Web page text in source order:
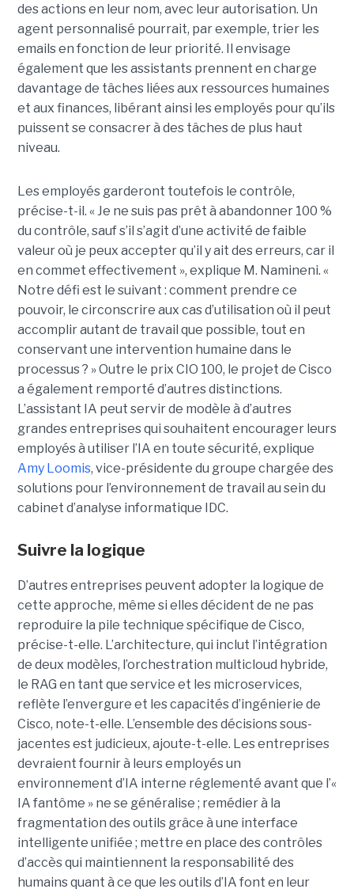
des actions en leur nom, avec leur autorisation. Un
agent personnalisé pourrait, par exemple, trier les
emails en fonction de leur priorité. Il envisage
également que les assistants prennent en charge
davantage de tâches liées aux ressources humaines
et aux finances, libérant ainsi les employés pour qu’ils
puissent se consacrer à des tâches de plus haut
niveau.
Les employés garderont toutefois le contrôle,
précise-t-il. « Je ne suis pas prêt à abandonner 100 %
du contrôle, sauf s’il s’agit d’une activité de faible
valeur où je peux accepter qu’il y ait des erreurs, car il
en commet effectivement », explique M. Namineni. «
Notre défi est le suivant : comment prendre ce
pouvoir, le circonscrire aux cas d’utilisation où il peut
accomplir autant de travail que possible, tout en
conservant une intervention humaine dans le
processus ? »Outre le prix CIO 100, le projet de Cisco
a également remporté d’autres distinctions.
L’assistant IA peut servir de modèle à d’autres
grandes entreprises qui souhaitent encourager leurs
employés à utiliser l’IA en toute sécurité, explique
Amy Loomis, vice-présidente du groupe chargée des
solutions pour l’environnement de travail au sein du
cabinet d’analyse informatique IDC.
Suivre la logique
D’autres entreprises peuvent adopter la logique de
cette approche, même si elles décident de ne pas
reproduire la pile technique spécifique de Cisco,
précise-t-elle. L’architecture, qui inclut l’intégration
de deux modèles, l’orchestration multicloud hybride,
le RAG en tant que service et les microservices,
reflète l’envergure et les capacités d’ingénierie de
Cisco, note-t-elle. L’ensemble des décisions sous-
jacentes est judicieux, ajoute-t-elle. Les entreprises
devraient fournir à leurs employés un
environnement d’IA interne réglementé avant que l’«
IA fantôme » ne se généralise ; remédier à la
fragmentation des outils grâce à une interface
intelligente unifiée ; mettre en place des contrôles
d’accès qui maintiennent la responsabilité des
humains quant à ce que les outils d’IA font en leur